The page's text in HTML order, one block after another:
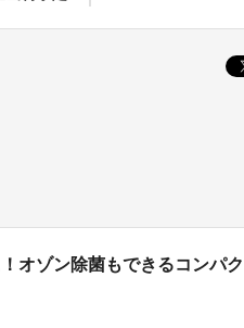
オゾン除菌もできるコンパ